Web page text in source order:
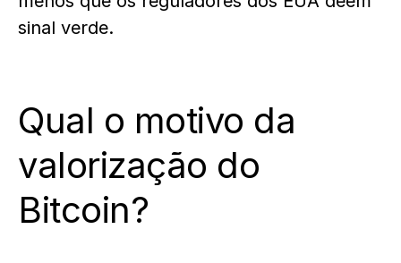
sinal verde.
Qual o motivo da
valorização do
Bitcoin?